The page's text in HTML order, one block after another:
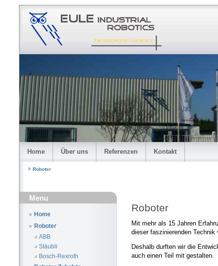
Home Über uns Referenzen Kontakt
Roboter
Menu
Home
Roboter
ABB
Stäubli
Bosch-Rexroth
Roboter
Mit mehr als 15 Jahren
dieser faszinierenden Technik
Deshalb durften wir die
auch einen Teil mit gestalten.